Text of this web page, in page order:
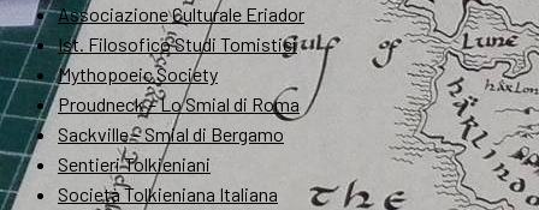
Associazione Culturale Eriador
Ist. Filosofico Studi Tomistici
Mythopoeic Society
Proudneck – Lo Smial di Roma
Sackville – Smial di Bergamo
Sentieri Tolkieniani
Società Tolkieniana Italiana